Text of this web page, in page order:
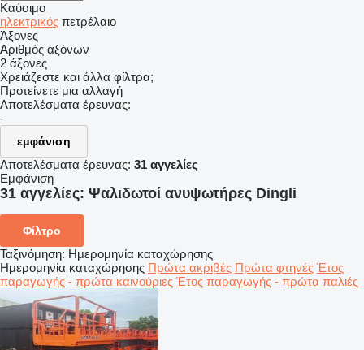
Καύσιμο
ηλεκτρικός πετρέλαιο
Άξονες
Αριθμός αξόνων
2 άξονες
Χρειάζεστε και άλλα φίλτρα;
Προτείνετε μια αλλαγή
Αποτελέσματα έρευνας:
-
εμφάνιση
Αποτελέσματα έρευνας: 31 αγγελίες
Εμφάνιση
31 αγγελίες: Ψαλιδωτοί ανυψωτήρες Dingli
Φίλτρο
Ταξινόμηση: Ημερομηνία καταχώρησης
Ημερομηνία καταχώρησης Πρώτα ακριβές Πρώτα φτηνές Έτος
παραγωγής - πρώτα καινούριες Έτος παραγωγής - πρώτα παλιές